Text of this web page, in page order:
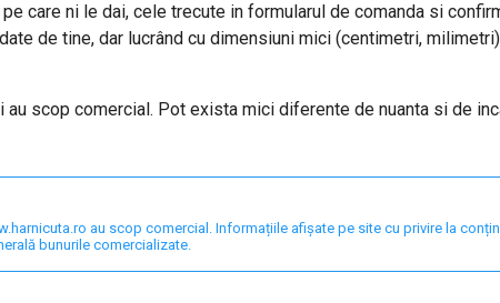
care ni le dai, cele trecute in formularul de comanda si
de tine, dar lucrând cu dimensiuni mici (centimetri,
scop comercial. Pot exista mici diferente de nuanta si de
au scop comercial. Informațiile afișate pe site cu privire la
bunurile comercializate.